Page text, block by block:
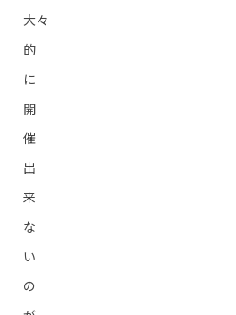
大々
的
に
開
催
出
来
な
い
の